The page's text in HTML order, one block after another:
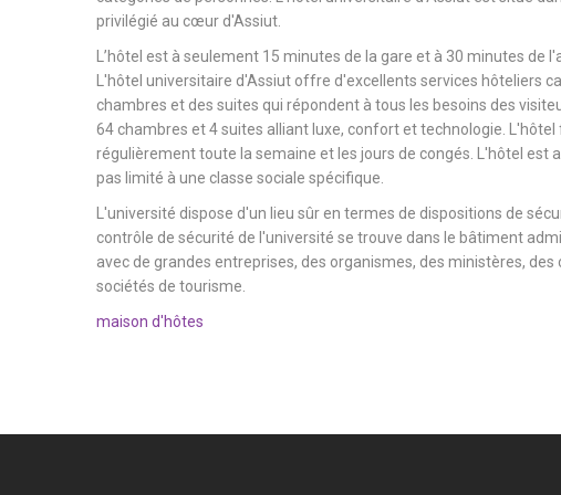
privilégié au cœur d'Assiut.
L’hôtel est à seulement 15 minutes de la gare et à 30 minutes de
L'hôtel universitaire d'Assiut offre d'excellents services hôteliers
chambres et des suites qui répondent à tous les besoins des
64 chambres et 4 suites alliant luxe, confort et technologie.
régulièrement toute la semaine et les jours de congés. L'hôtel est
pas limité à une classe sociale spécifique.
L'université dispose d'un lieu sûr en termes de dispositions de
contrôle de sécurité de l'université se trouve dans le bâtiment
avec de grandes entreprises, des organismes, des ministères,
sociétés de tourisme.
maison d'hôtes